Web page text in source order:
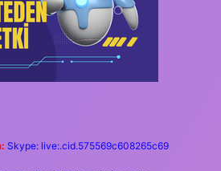
Skype: live:.cid.575569c608265c69